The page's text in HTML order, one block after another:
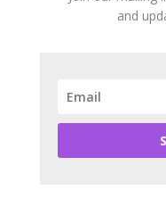
and